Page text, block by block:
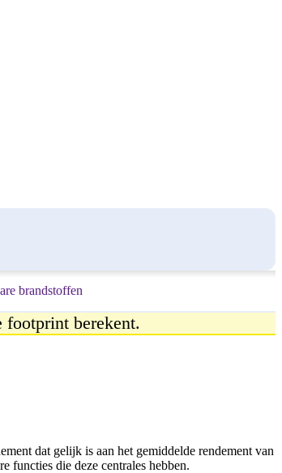
brandstoffen
footprint berekent.
dat gelijk is aan het gemiddelde rendement van
functies die deze centrales hebben.